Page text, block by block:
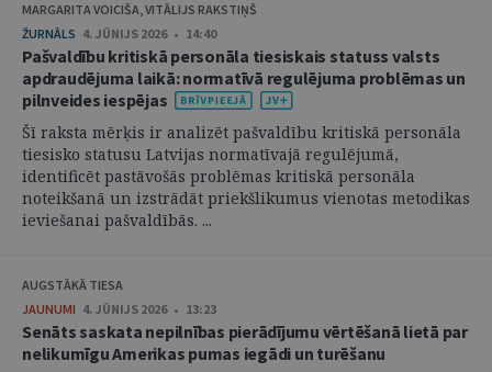
MARGARITA VOICIŠA, VITĀLIJS RAKSTIŅŠ
ŽURNĀLS 4. JŪNIJS 2026 • 14:40
Pašvaldību kritiskā personāla tiesiskais statuss valsts
apdraudējuma laikā: normatīvā regulējuma problēmas un
pilnveides iespējas
Šī raksta mērķis ir analizēt pašvaldību kritiskā personāla
tiesisko statusu Latvijas normatīvajā regulējumā,
identificēt pastāvošās problēmas kritiskā personāla
noteikšanā un izstrādāt priekšlikumus vienotas metodikas
ieviešanai pašvaldībās. ...
AUGSTĀKĀ TIESA
JAUNUMI 4. JŪNIJS 2026 • 13:23
Senāts saskata nepilnības pierādījumu vērtēšanā lietā par
nelikumīgu Amerikas pumas iegādi un turēšanu